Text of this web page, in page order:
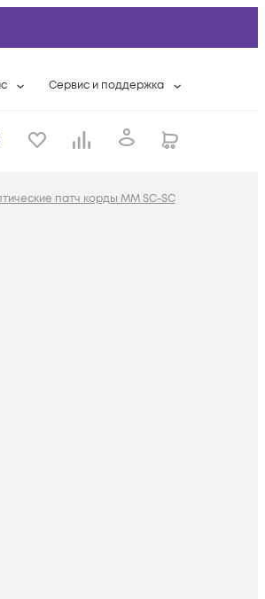
оптического кабеля
информация
ИТ
Сервис и поддержка
Контакты сервисных центров
Сервисный центр
патч корды MM SC-SC